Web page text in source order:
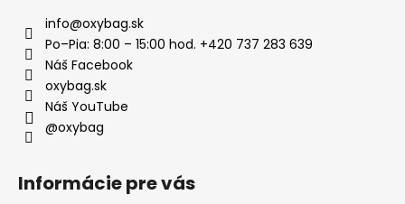
info@oxybag.sk
Po–Pia: 8:00 – 15:00 hod. +420 737 283 639
Náš Facebook
oxybag.sk
Náš YouTube
@oxybag
Informácie pre vás